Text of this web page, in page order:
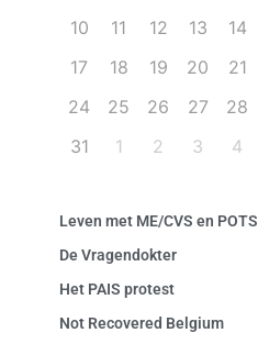
10
11 12 13 14
17
18 19 20 21
24
25 26 27 28
31
1 2 3 4
Leven met ME/CVS en POTS
De Vragendokter
Het PAIS protest
Not Recovered Belgium